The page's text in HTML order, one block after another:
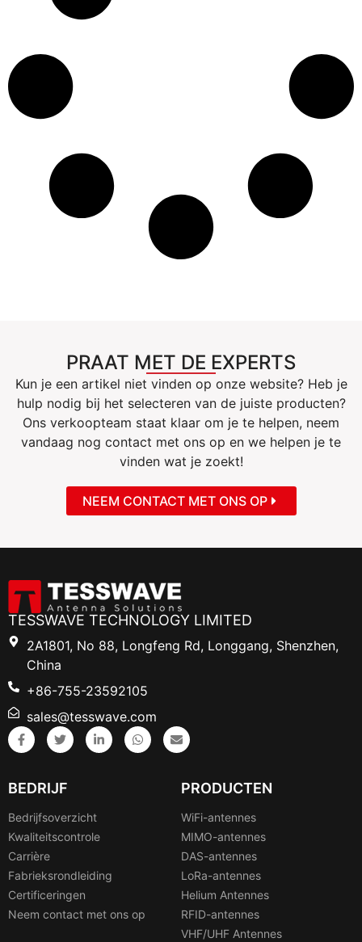
PRAAT MET DE EXPERTS
Kun je een artikel niet vinden op onze website? Heb je
hulp nodig bij het selecteren van de juiste producten?
Ons verkoopteam staat klaar om je te helpen, neem
vandaag nog contact met ons op en we helpen je te
vinden wat je zoekt!
NEEM CONTACT MET ONS OP
TESSWAVE TECHNOLOGY LIMITED
2A1801, No 88, Longfeng Rd, Longgang, Shenzhen,
China
+86-755-23592105
sales@tesswave.com
BEDRIJF
Bedrijfsoverzicht
Kwaliteitscontrole
Carrière
Fabrieksrondleiding
Certificeringen
Neem contact met ons op
PRODUCTEN
WiFi-antennes
MIMO-antennes
DAS-antennes
LoRa-antennes
Helium Antennes
RFID-antennes
VHF/UHF Antennes